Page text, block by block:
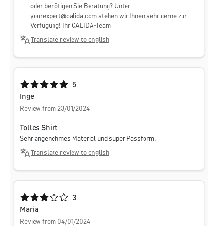
oder benötigen Sie Beratung? Unter
yourexpert@calida.com stehen wir Ihnen sehr gerne zur
Verfügung! Ihr CALIDA-Team
Translate review to english
Average rating of 5 out of 5 stars
5
Inge
Review from 23/01/2024
Tolles Shirt
Sehr angenehmes Material und super Passform.
Translate review to english
Average rating of 3 out of 5 stars
3
Maria
Review from 04/01/2024